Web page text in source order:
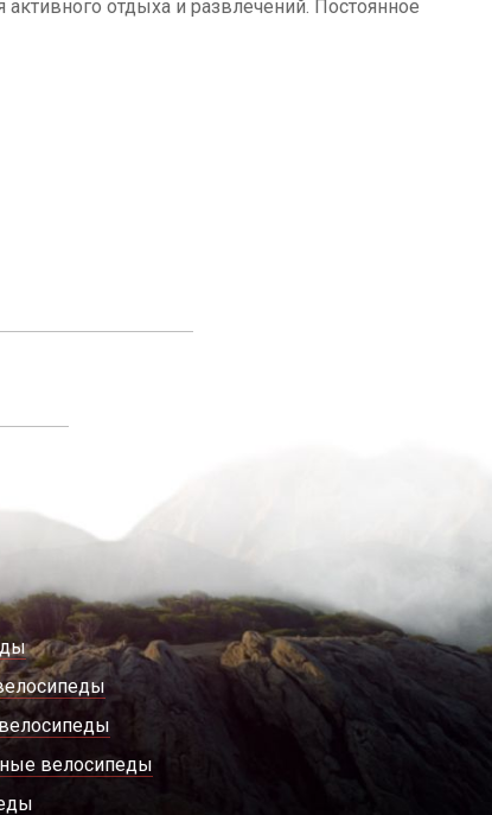
активного отдыха и развлечений. Постоянное
велосипеды